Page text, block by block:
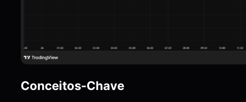
Conceitos-Chave